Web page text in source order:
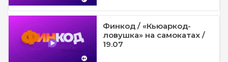
Финкод / «Кьюаркод-
ловушка» на самокатах /
19.07